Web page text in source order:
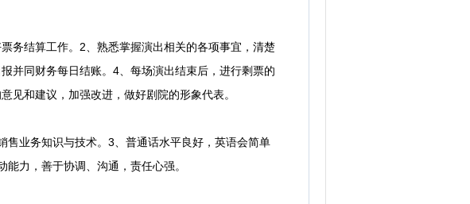
结算工作。2、熟悉掌握演出相关的各项事宜，清楚
并同财务每日结账。4、每场演出结束后，进行剩票的
见和建议，加强改进，做好剧院的形象代表。
业务知识与技术。3、普通话水平良好，英语会简单
力，善于协调、沟通，责任心强。